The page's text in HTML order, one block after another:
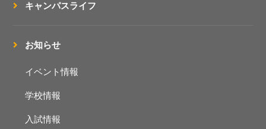
キャンパスライフ
お知らせ
イベント情報
学校情報
入試情報